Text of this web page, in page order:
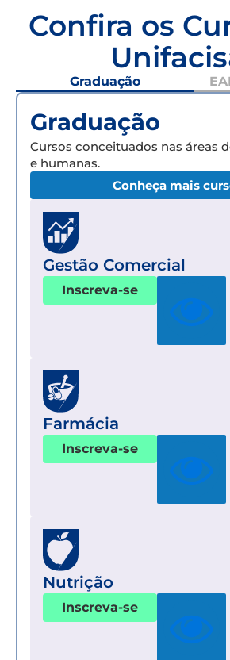
Confira os
Graduação
Graduação
Cursos conceituados nas áreas
e humanas.
Conheça mais
Gestão Comercial
Inscreva-se
Farmácia
Inscreva-se
Nutrição
Inscreva-se